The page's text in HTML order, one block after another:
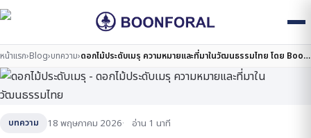
หน้าแรก›Blog›บทความ› ดอกไม้ประดับเมรุ ความหมายและที่มาในวัฒนธรรมไทย โดย BoonForal
บทความ 18 พฤษภาคม 2026 อ่าน 1 นาที